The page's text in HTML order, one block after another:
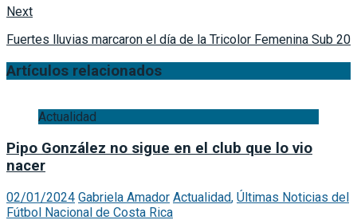
Next
Fuertes lluvias marcaron el día de la Tricolor Femenina Sub 20
Artículos relacionados
Actualidad
Pipo González no sigue en el club que lo vio
nacer
02/01/2024 Gabriela Amador Actualidad, Últimas Noticias del
Fútbol Nacional de Costa Rica